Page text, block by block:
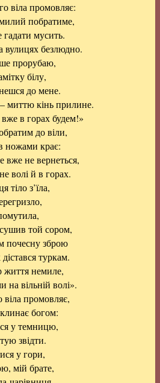
віла промовляє:
побратиме,
мусить.
вулицях безлюдно.
прорубаю,
білу,
до мене.
миттю кінь прилине.
в горах будем!»
до віли,
ножами крає:
не вернеться,
волі й в горах.
тіло з’їла,
той сором,
почесну зброю
туркам.
життя немиле,
на вільній волі».
промовляє,
богом:
у темницю,
звідти.
у гори,
мій брате,